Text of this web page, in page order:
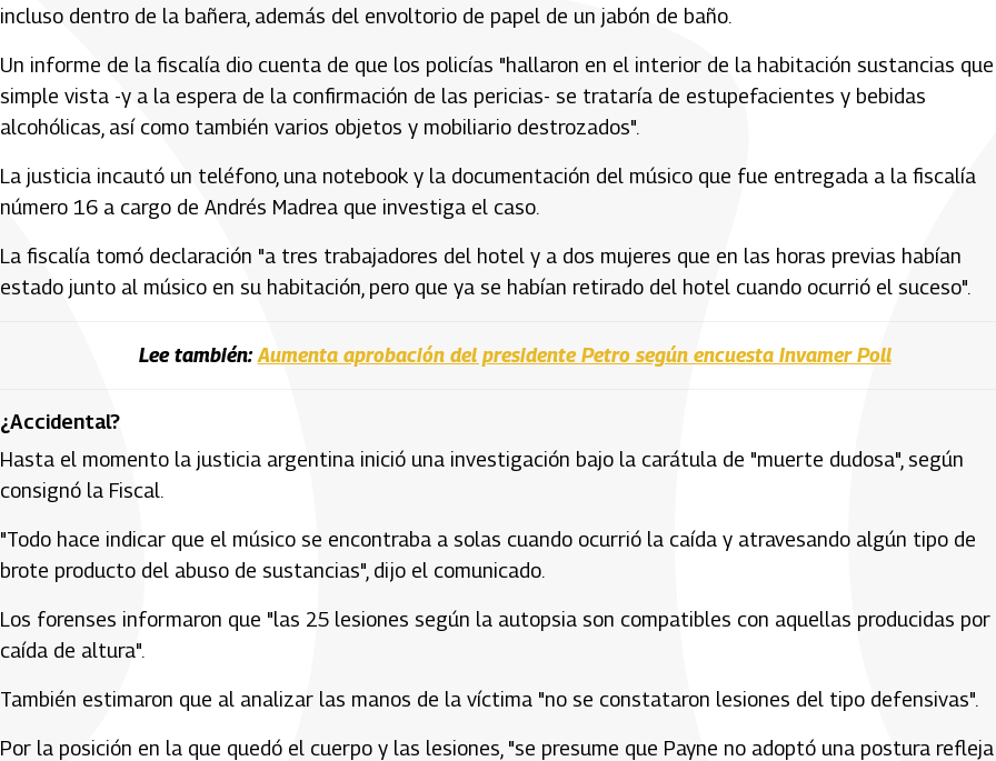
incluso dentro de la bañera, además del envoltorio de papel de un jabón de baño.
Un informe de la fiscalía dio cuenta de que los policías "hallaron en el interior de la habitación sustancias
simple vista -y a la espera de la confirmación de las pericias- se trataría de estupefacientes y bebidas
alcohólicas, así como también varios objetos y mobiliario destrozados".
La justicia incautó un teléfono, una notebook y la documentación del músico que fue entregada a la fiscalía
número 16 a cargo de Andrés Madrea que investiga el caso.
La fiscalía tomó declaración "a tres trabajadores del hotel y a dos mujeres que en las horas previas habían
estado junto al músico en su habitación, pero que ya se habían retirado del hotel cuando ocurrió el suceso".
Lee también: Aumenta aprobación del presidente Petro según encuesta Invamer Poll
¿Accidental?
Hasta el momento la justicia argentina inició una investigación bajo la carátula de "muerte dudosa", según
consignó la Fiscal.
"Todo hace indicar que el músico se encontraba a solas cuando ocurrió la caída y atravesando algún tipo de
brote producto del abuso de sustancias", dijo el comunicado.
Los forenses informaron que "las 25 lesiones según la autopsia son compatibles con aquellas producidas por
caída de altura".
También estimaron que al analizar las manos de la víctima "no se constataron lesiones del tipo defensivas".
Por la posición en la que quedó el cuerpo y las lesiones, "se presume que Payne no adoptó una postura refleja